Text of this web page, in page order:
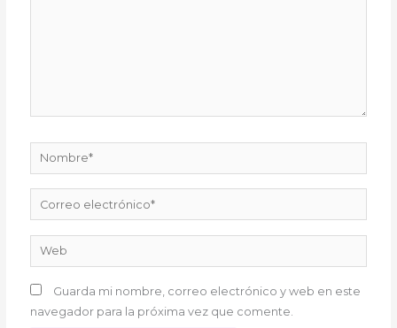
Nombre*
Correo
electrónico*
Web
Guarda mi nombre, correo electrónico y web en este
navegador para la próxima vez que comente.